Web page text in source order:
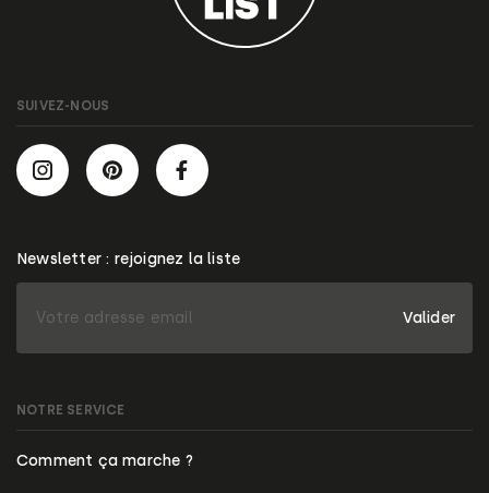
NOTRE SERVICE
Comment ça marche ?
SUIVEZ-NOUS
Newsletter : rejoignez la liste
Valider